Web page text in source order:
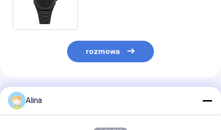
rozmowa
Polecane Produkty
Alina